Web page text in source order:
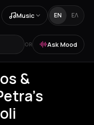
Music EN ΕΛ
OR Ask Mood
&